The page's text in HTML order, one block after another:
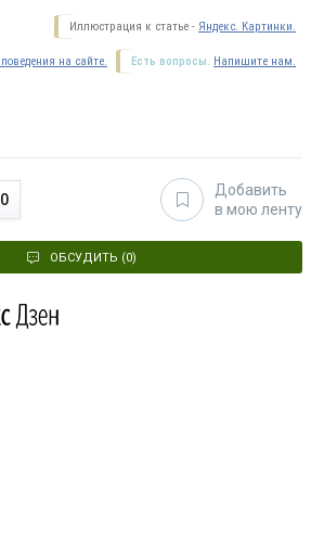
Иллюстрация к статье - Яндекс. Картинки.
Есть вопросы. Напишите нам.
поведения на сайте.
0
Добавить
в мою ленту
ОБСУДИТЬ (0)